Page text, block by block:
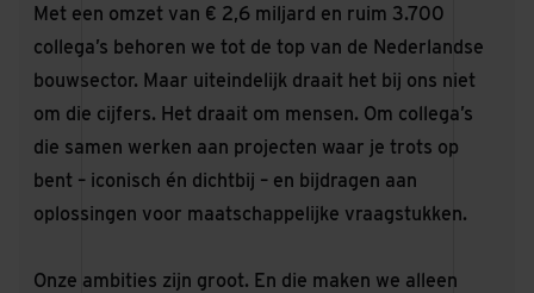
Met een omzet van € 2,6 miljard en ruim 3.700
collega’s behoren we tot de top van de Nederlandse
bouwsector. Maar uiteindelijk draait het bij ons niet
om die cijfers. Het draait om mensen. Om collega’s
die samen werken aan projecten waar je trots op
bent – iconisch én dichtbij – en bijdragen aan
oplossingen voor maatschappelijke vraagstukken.
Onze ambities zijn groot. En die maken we alleen